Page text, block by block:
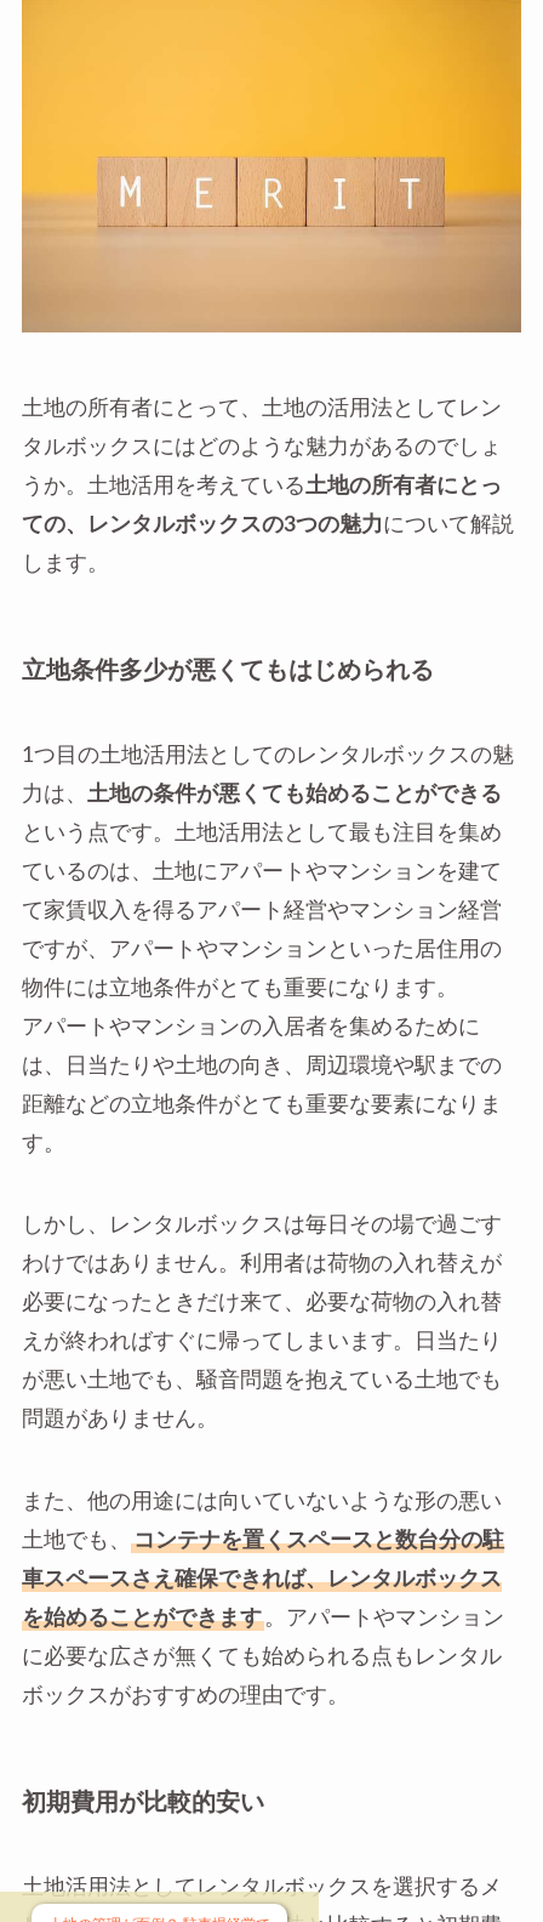
土地の所有者にとって、土地の活用法としてレン
タルボックスにはどのような魅力があるのでしょ
うか。土地活用を考えている 土地の所有者にとっ
ての、レンタルボックスの3つの魅力について解説
します。
立地条件多少が悪くてもはじめられる
1つ目の土地活用法としてのレンタルボックスの魅
力は、
土地の条件が悪くても始めることができる
という点です。土地活用法として最も注目を集め
ているのは、土地にアパートやマンションを建て
て家賃収入を得るアパート経営やマンション経営
ですが、アパートやマンションといった居住用の
物件には立地条件がとても重要になります。
アパートやマンションの入居者を集めるために
は、日当たりや土地の向き、周辺環境や駅までの
距離などの立地条件がとても重要な要素になりま
す。
しかし、レンタルボックスは毎日その場で過ごす
わけではありません。利用者は荷物の入れ替えが
必要になったときだけ来て、必要な荷物の入れ替
えが終わればすぐに帰ってしまいます。日当たり
が悪い土地でも、騒音問題を抱えている土地でも
問題がありません。
また、他の用途には向いていないような形の悪い
土地でも、
コンテナを置くスペースと数台分の駐
車スペースさえ確保できれば、レンタルボックス
を始めることができます。アパートやマンション
に必要な広さが無くても始められる点もレンタル
ボックスがおすすめの理由です。
初期費用が比較的安い
土地活用法としてレンタルボックスを選択するメ